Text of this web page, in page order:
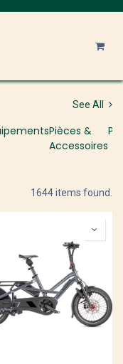
See All
Pièces &
Accessoires
1644 items found.